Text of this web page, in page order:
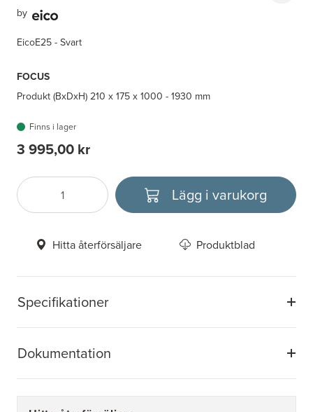
Specifikationer
Dokumentation
by
EicoE25 - Svart
FOCUS
Produkt (BxDxH) 210 x 175 x 1000 - 1930 mm
Finns i lager
3 995,00 kr
Antal
Välj enhet Lägg i varukorg
Hitta återförsäljare Produktblad